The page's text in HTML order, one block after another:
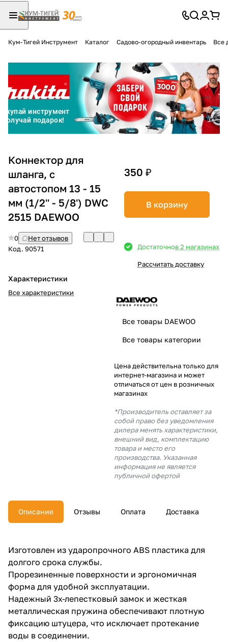
Кум-Тигей Инструмент Каталог Садово-огородный инвентарь Все
Коннектор для
шланга, с
автостопом 13 - 15
мм (1/2'' - 5/8') DWC
2515 DAEWOO
0
Нет отзывов
Код. 90571
Характеристики
Все характеристики
350 ₽
В корзину
Достаточнов 2 магазинах
Рассчитать доставку
Все товары DAEWOO
Все товары категории
Цена действительна только для
интернет-магазина и может
отличаться от цен в розничных
магазинах
*Производитель оставляет за
собой право без уведомления
дилера менять характеристики,
внешний вид, комплектацию
товара и место его
производства. Указанная
информация не является
публичной офертой
Описание Отзывы Оплата Доставка
Изготовлен из ударопрочного ABS пластика для
долгого срока службы.
Прорезиненные поверхности и эргономичная
форма для удобной эксплуатации.
Надежный 3х-лепестковый замок и жесткая
металлическая пружина обеспечивают плотную
фиксацию штуцера, что исключает протекание
воды в соединении.
Разбейте
оплатуна части
без переплат
График платежей
Сегодня
%
Добавляйте товары
Оплачивайте сегодня только
% картой любого банка
% будут
с вашей карты